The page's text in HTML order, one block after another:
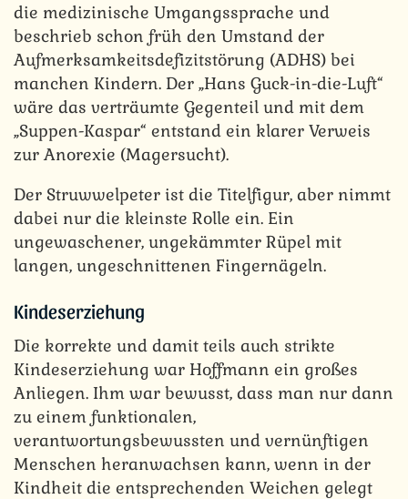
die medizinische Umgangssprache und
beschrieb schon früh den Umstand der
Aufmerksamkeitsdefizitstörung (ADHS) bei
manchen Kindern. Der „Hans Guck-in-die-Luft“
wäre das verträumte Gegenteil und mit dem
„Suppen-Kaspar“ entstand ein klarer Verweis
zur Anorexie (Magersucht).
Der Struwwelpeter ist die Titelfigur, aber nimmt
dabei nur die kleinste Rolle ein. Ein
ungewaschener, ungekämmter Rüpel mit
langen, ungeschnittenen Fingernägeln.
Kindeserziehung
Die korrekte und damit teils auch strikte
Kindeserziehung war Hoffmann ein großes
Anliegen. Ihm war bewusst, dass man nur dann
zu einem funktionalen,
verantwortungsbewussten und vernünftigen
Menschen heranwachsen kann, wenn in der
Kindheit die entsprechenden Weichen gelegt